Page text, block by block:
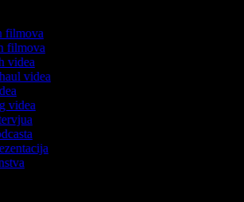
filmova
filmova
videa
videa
videa